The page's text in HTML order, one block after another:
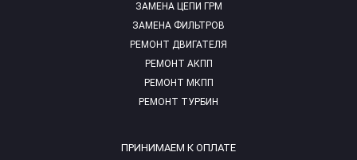
ЗАМЕНА ЦЕПИ ГРМ
ЗАМЕНА ФИЛЬТРОВ
РЕМОНТ ДВИГАТЕЛЯ
РЕМОНТ АКПП
РЕМОНТ МКПП
РЕМОНТ ТУРБИН
ПРИНИМАЕМ К ОПЛАТЕ